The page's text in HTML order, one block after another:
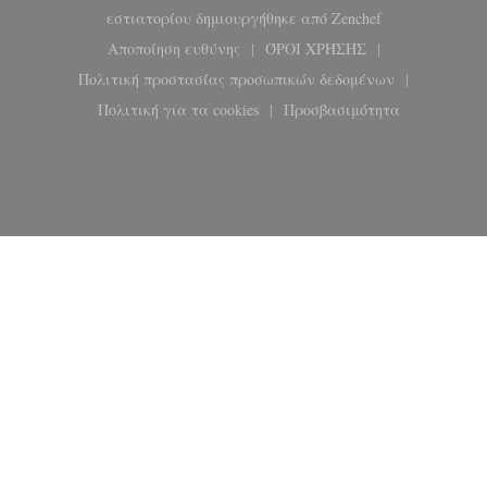
εστιατορίου δημιουργήθηκε από Zenchef((ανοίγει σε
Αποποίηση ευθύνης
((ανοίγει σε νέο παράθυρο))
ΌΡΟΙ ΧΡΉΣΗΣ
((ανοίγει σε νέο
Πολιτική προστασίας προσωπικών δεδομένων
((ανοίγει σε νέο παράθυρο))
Πολιτική για τα cookies
((ανοίγει σε νέο παράθυρο))
Προσβασιμότητα
((ανοίγει σε νέο